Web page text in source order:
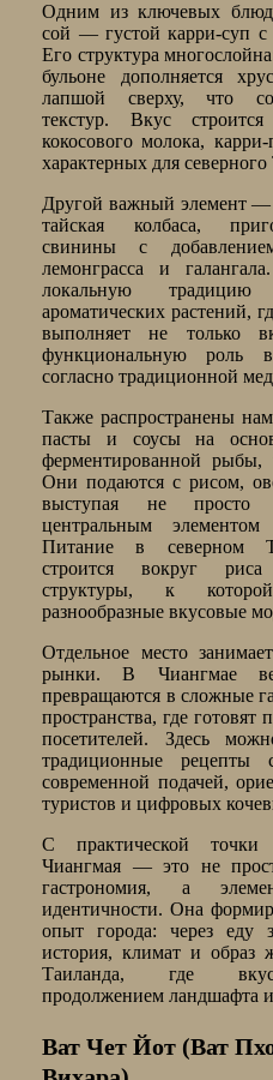
Одним из ключевых блюд
сой — густой карри-суп
Его структура
бульоне дополняется
лапшой сверху, что
текстур. Вкус
кокосового молока,
характерных для
Другой важный элемент —
тайская колбаса,
свинины с
лемонграсса и
локальную традицию
ароматических растений,
выполняет не только
функциональную роль
согласно традиционной
Также распространены
пасты и соусы на
ферментированной рыбы,
Они подаются с рисом,
выступая не просто
центральным
Питание в северном
строится вокруг
структуры, к
разнообразные вкусовые
Отдельное место
рынки. В Чиангмае
превращаются в сложные
пространства, где готовят
посетителей. Здесь
традиционные рецепты
современной подачей,
туристов и цифровых
С практической точки
Чиангмая — это не
гастрономия, а
идентичности. Она
опыт города: через еду
история, климат и образ
Таиланда, где
продолжением ландшафта
Ват Чет Йот (Ват